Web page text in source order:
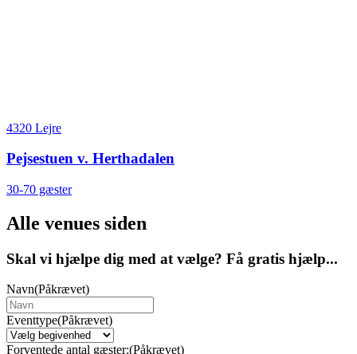
4320 Lejre
Pejsestuen v. Herthadalen
30-70 gæster
Alle venues siden
Skal vi hjælpe dig med at vælge? Få gratis hjælp...
Navn(Påkrævet)
Eventtype(Påkrævet)
Forventede antal gæster:(Påkrævet)